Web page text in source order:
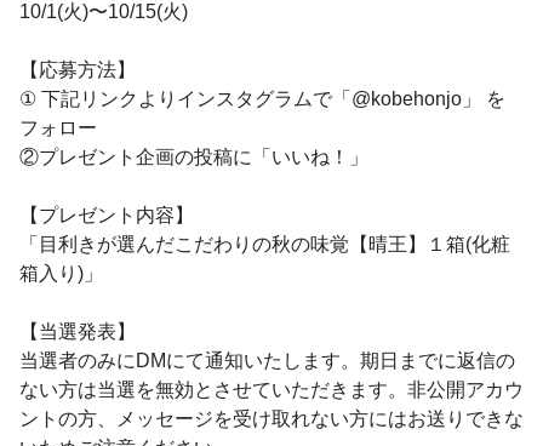
10/1(火)〜10/15(火)
【応募方法】
① 下記リンクよりインスタグラムで「@kobehonjo」 を
フォロー
②プレゼント企画の投稿に「いいね！」
【プレゼント内容】
「目利きが選んだこだわりの秋の味覚【晴王】１箱(化粧
箱入り)」
【当選発表】
当選者のみにDMにて通知いたします。期日までに返信の
ない方は当選を無効とさせていただきます。非公開アカウ
ントの方、メッセージを受け取れない方にはお送りできな